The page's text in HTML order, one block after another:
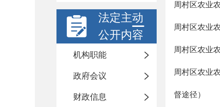
法定主动
公开内容
机构职能
政府会议
财政信息
周村区农业
周村区农业
周村区农业
周村区农业
督途径）